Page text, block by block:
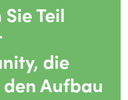
Teil
die
Aufbau